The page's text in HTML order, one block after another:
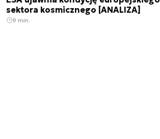
sektora kosmicznego [ANALIZA]
9 min.